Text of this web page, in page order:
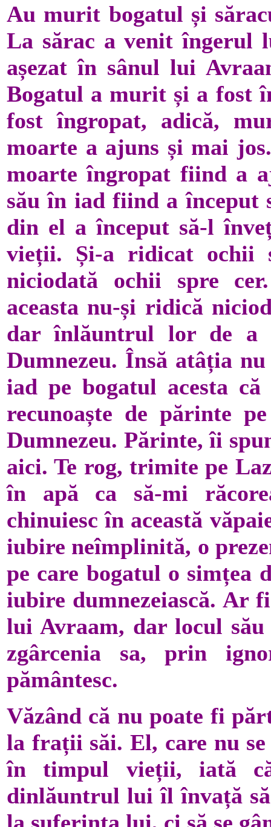
Au murit bogatul și
La sărac a venit îngerul
așezat în sânul lui
Bogatul a murit și a fost
fost îngropat, adică,
moarte a ajuns și mai
moarte îngropat fiind a
său în iad fiind a început
din el a început să-l
vieții. Și-a ridicat ochii
niciodată ochii spre
aceasta nu-și ridică
dar înlăuntrul lor de a
Dumnezeu. Însă atâția
iad pe bogatul acesta
recunoaște de părinte
Dumnezeu. Părinte, îi
aici. Te rog, trimite pe
în apă ca să-mi
chinuiesc în această
iubire neîmplinită, o
pe care bogatul o simțea
iubire dumnezeiască. Ar
lui Avraam, dar locul
zgârcenia sa, prin
pământesc.
Văzând că nu poate fi
la frații săi. El, care nu
în timpul vieții, iată că
dinlăuntrul lui îl învață să